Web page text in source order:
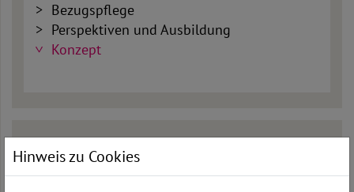
Bezugspflege
Perspektiven und Ausbildung
Konzept
KONTAKT
Hinweis zu Cookies